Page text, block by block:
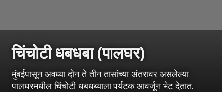
चिंचोटी धबधबा (पालघर)
मुंबईपासून अवघ्या दोन ते तीन तासांच्या अंतरावर असलेल्या
पालघरमधील चिंचोटी धबधब्याला पर्यटक आवर्जून भेट देतात.